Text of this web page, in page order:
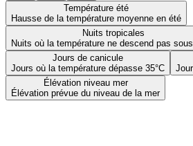
Température été
Hausse de la température moyenne en été
Nuits tropicales
Nuits où la température ne descend pas
Jours de canicule
Jours où la température dépasse 35°C
Élévation niveau mer
Élévation prévue du niveau de la mer